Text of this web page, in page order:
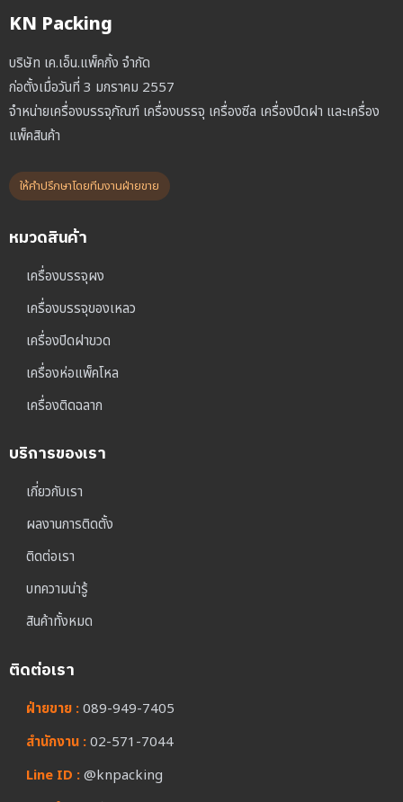
KN Packing
บริษัท เค.เอ็น.แพ็คกิ้ง จำกัด
ก่อตั้งเมื่อวันที่ 3 มกราคม 2557
จำหน่ายเครื่องบรรจุภัณฑ์ เครื่องบรรจุ เครื่องซีล เครื่องปิดฝา และเครื่อง
แพ็คสินค้า
ให้คำปรึกษาโดยทีมงานฝ่ายขาย
หมวดสินค้า
เครื่องบรรจุผง
เครื่องบรรจุของเหลว
เครื่องปิดฝาขวด
เครื่องห่อแพ็คโหล
เครื่องติดฉลาก
บริการของเรา
เกี่ยวกับเรา
ผลงานการติดตั้ง
ติดต่อเรา
บทความน่ารู้
สินค้าทั้งหมด
ติดต่อเรา
ฝ่ายขาย :089-949-7405
สำนักงาน :02-571-7044
Line ID :@knpacking